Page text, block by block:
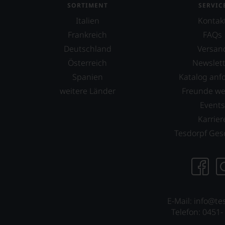
festgestellt,
nachvollziehbar
SORTIMENT
Italien
Frankreich
Deutschland
Österreich
Spanien
weitere Länder
FAQs
Katalog
Freunde
Events
Tesdorpf
E-Mail:
Telefon: